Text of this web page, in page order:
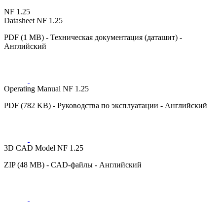
NF 1.25
Datasheet NF 1.25
PDF (1 MB) - Техническая документация (даташит) -
Английский
Operating Manual NF 1.25
PDF (782 KB) - Руководства по эксплуатации - Английский
3D CAD Model NF 1.25
ZIP (48 MB) - CAD-файлы - Английский